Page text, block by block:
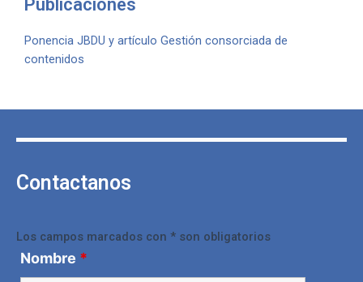
Publicaciones
Ponencia JBDU y artículo Gestión consorciada de
contenidos
Contactanos
Los campos marcados con * son obligatorios
Nombre *